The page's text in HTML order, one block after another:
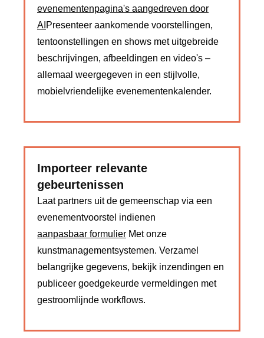
evenementenpagina's aangedreven door
AI Presenteer aankomende voorstellingen,
tentoonstellingen en shows met uitgebreide
beschrijvingen, afbeeldingen en video's –
allemaal weergegeven in een stijlvolle,
mobielvriendelijke evenementenkalender.
Importeer relevante
gebeurtenissen
Laat partners uit de gemeenschap via een
evenementvoorstel indienen
aanpasbaar formulier Met onze
kunstmanagementsystemen. Verzamel
belangrijke gegevens, bekijk inzendingen en
publiceer goedgekeurde vermeldingen met
gestroomlijnde workflows.